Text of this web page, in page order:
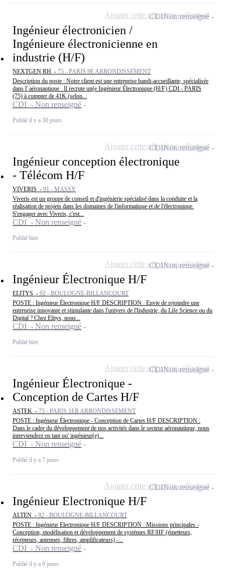
Ingénieur électronicien /
Ingénieure électronicienne en
industrie (H/F)
NEXTGEN RH - 75 - PARIS 9E ARRONDISSEMENT
Description du poste : Notre client est une entreprise handi-accueillante, spécialisée
dans l' aéronautique . Il recrute un(e Ingénieur Électronique (H/F) CDI - PARIS
(75) à compter de 41K (selon...
CDI - Non renseigné
Publié il y a 30 jours
CDINon renseigné
Ajouter cette offre à ma sélection
Ingénieur conception électronique
- Télécom H/F
VIVERIS - 91 - MASSY
Viveris est un groupe de conseil et d'ingénierie spécialisé dans la conduite et la
réalisation de projets dans les domaines de l'informatique et de l'électronique.
S'engager avec Viveris, c'est...
CDI - Non renseigné
Publié hier
CDINon renseigné
Ajouter cette offre à ma sélection
Ingénieur Électronique H/F
ELITYS - 92 - BOULOGNE-BILLANCOURT
POSTE : Ingénieur Électronique H/F DESCRIPTION : Envie de rejoindre une
entreprise innovante et stimulante dans l'univers de l'Industrie, du Life Science ou du
Digital ? Chez Elitys, nous...
CDI - Non renseigné
Publié hier
CDINon renseigné
Ajouter cette offre à ma sélection
Ingénieur Électronique -
Conception de Cartes H/F
ASTEK - 75 - PARIS 1ER ARRONDISSEMENT
POSTE : Ingénieur Électronique - Conception de Cartes H/F DESCRIPTION :
Dans le cadre du développement de nos activités dans le secteur aéronautique, nous
interviendrez en tant qu' ingénieur(e)...
CDI - Non renseigné
Publié il y a 7 jours
CDINon renseigné
Ajouter cette offre à ma sélection
Ingénieur Electronique H/F
ALTEN - 92 - BOULOGNE-BILLANCOURT
POSTE : Ingénieur Electronique H/F DESCRIPTION : Missions principales -
Conception, modélisation et développement de systèmes RF/HF (émetteurs,
récepteurs, antennes, filtres, amplificateurs) -...
CDI - Non renseigné
Publié il y a 9 jours
CDINon renseigné
Ajouter cette offre à ma sélection